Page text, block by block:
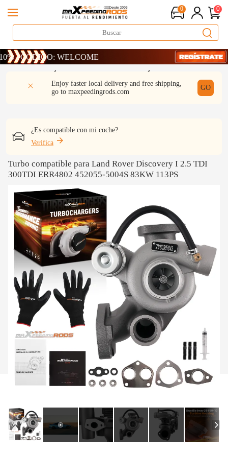
0 0
WELCOME
WELCOME
WELCOME
Enjoy faster local delivery and free shipping,
go to maxpeedingrods.com
GO
¿Es compatible con mi coche?
Verifica
DESCRIPCIÓN REVISIÓN
Turbo compatible para Land Rover Discovery I 2.5 TDI
300TDI ERR4802 452055-5004S 83KW 113PS